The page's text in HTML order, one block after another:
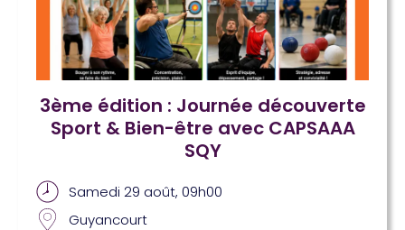
3ème édition : Journée découverte
Sport & Bien-être avec CAPSAAA
SQY
Samedi 29 août, 09h00
Guyancourt